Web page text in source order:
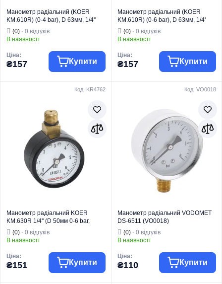
Манометр радіальний (KOER
KM.610R) (0-4 bar), D 63мм, 1/4''
(KR0203)
(0) · 0 відгуків
В наявності
Ціна:
₴157 Купити
Тип виробу
Манометри,
термометри,
термоманометр
и
Вид виробу
Манометри
Призначення
Контролює тиск
у системі
опалення та
водопостачання
.
Країна бренду
Манометр радіальний (KOER
KM.610R) (0-6 bar), D 63мм, 1/4'
(KR0204)
(0)· 0 відгуків
В наявності
Ціна:
₴157 Купити
Тип виробу
термометри,
термоманометр
Вид виробу
Манометри
Призначення
Контролює тиск
у системі
опалення та
водопостачання
.
Країна бренду
Код: KR4762
Манометр радіальний KOER
KM.630R 1/4'' (D 50мм 0-6 bar,
різьба зверху корпусу) (KR4762)
(0) · 0 відгуків
В наявності
Ціна:
₴151 Купити
Код: VO0018
Манометр радіальний VODOMET
DS-6511 (VO0018)
(0)· 0 відгуків
В наявності
Ціна:
₴110 Купити